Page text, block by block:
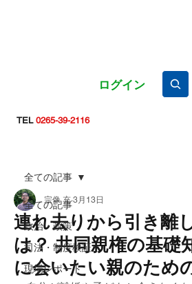
ログイン
TEL0265-39-2116
全ての記事
政治・政策
司法・制度検証
現場レポート
全ての記事
連れ去りから引き離
は？ 共同親権の基礎
に会いたい親のため
宗像 充 3月13日